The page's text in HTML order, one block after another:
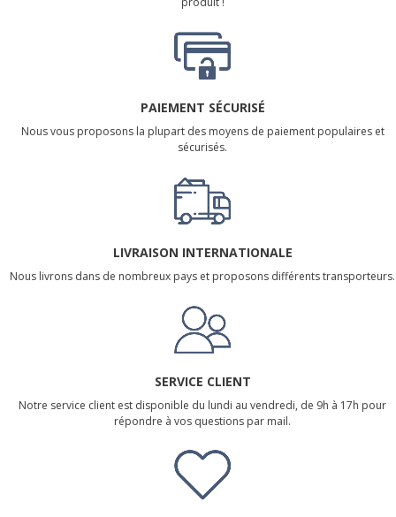
PAIEMENT SÉCURISÉ
Nous vous proposons la plupart des moyens de paiement populaires et
sécurisés.
LIVRAISON INTERNATIONALE
Nous livrons dans de nombreux pays et proposons différents transporteurs.
SERVICE CLIENT
Notre service client est disponible du lundi au vendredi, de 9h à 17h pour
répondre à vos questions par mail.